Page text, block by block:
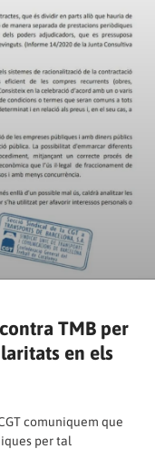
TMB per
en els
comuniquem que
per tal